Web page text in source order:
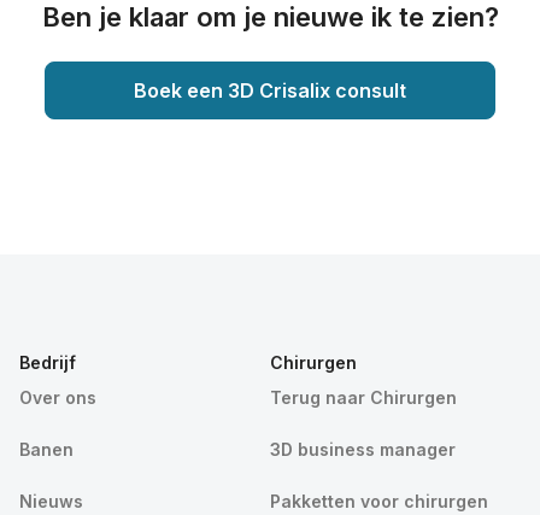
Ben je klaar om je nieuwe ik te zien?
Boek een 3D Crisalix consult
Bedrijf
Over ons
Banen
Nieuws
Chirurgen
Terug naar Chirurgen
3D business manager
Pakketten voor chirurgen